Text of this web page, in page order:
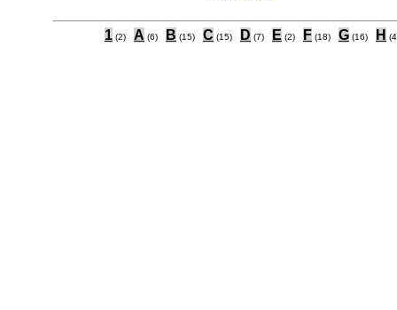
1 (2) A (6) B (15) C (15) D (7) E (2) F (18) G (16) H